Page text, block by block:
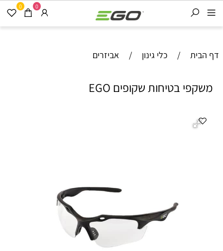
0 0
דף הבית / כלי גינון / אביזרים
משקפי בטיחות שקופים EGO